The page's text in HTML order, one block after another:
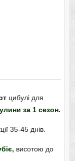
цибулі для
за 1 сезон.
35-45 днів.
висотою до